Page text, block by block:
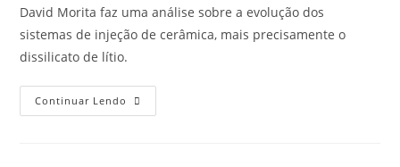
David Morita faz uma análise sobre a evolução dos
sistemas de injeção de cerâmica, mais precisamente o
dissilicato de lítio.
Continuar Lendo